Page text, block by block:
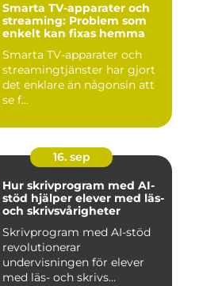
Smarta TV-apparater och
streaming: Problem som
enkelt kan fixas hemma
Smarta TV-apparater och
streamingtjänster har gjort
det enklare än någonsin att
se f...
16. sep
Hur skrivprogram med AI-
stöd hjälper elever med läs-
och skrivsvårigheter
Skrivprogram med AI-stöd
revolutionerar
undervisningen för elever
med läs- och skrivs...